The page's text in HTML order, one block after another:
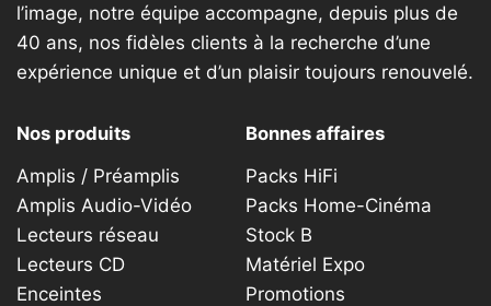
l’image, notre équipe accompagne, depuis plus de
40 ans, nos fidèles clients à la recherche d’une
expérience unique et d’un plaisir toujours renouvelé.
Nos produits
Amplis / Préamplis
Amplis Audio-Vidéo
Lecteurs réseau
Lecteurs CD
Enceintes
Bonnes affaires
Packs HiFi
Packs Home-Cinéma
Stock B
Matériel Expo
Promotions